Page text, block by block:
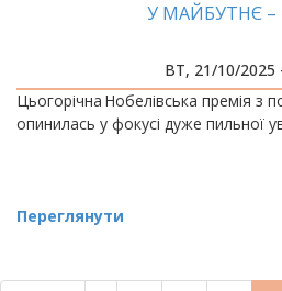
У МАЙБУТНЄ –
ВТ, 21/10/2025
Цьогорічна Нобелівська премія з
опинилась у фокусі дуже пильної
Переглянути
НА